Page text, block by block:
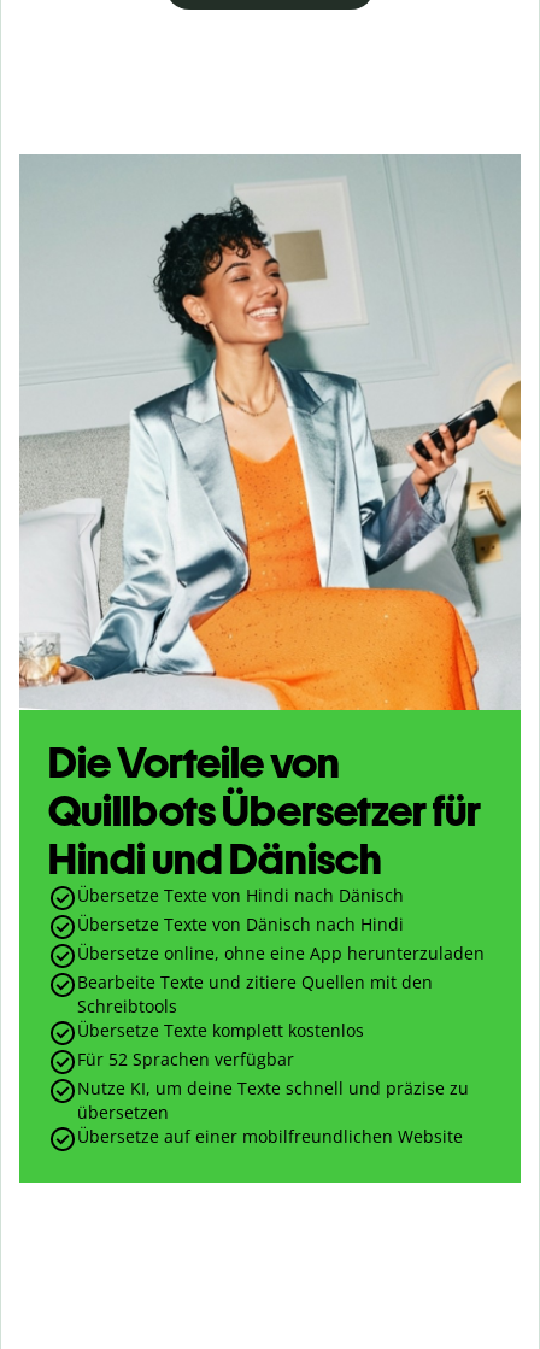
Die Vorteile von
Quillbots Übersetzer für
Hindi und Dänisch
Übersetze Texte von Hindi nach Dänisch
Übersetze Texte von Dänisch nach Hindi
Übersetze online, ohne eine App herunterzuladen
Bearbeite Texte und zitiere Quellen mit den
Schreibtools
Übersetze Texte komplett kostenlos
Für 52 Sprachen verfügbar
Nutze KI, um deine Texte schnell und präzise zu
übersetzen
Übersetze auf einer mobilfreundlichen Website